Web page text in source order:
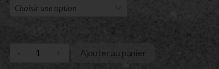
Ajouter au panier